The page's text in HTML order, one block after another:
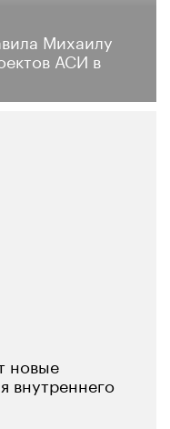
Михаилу
АСИ в
новые
внутреннего